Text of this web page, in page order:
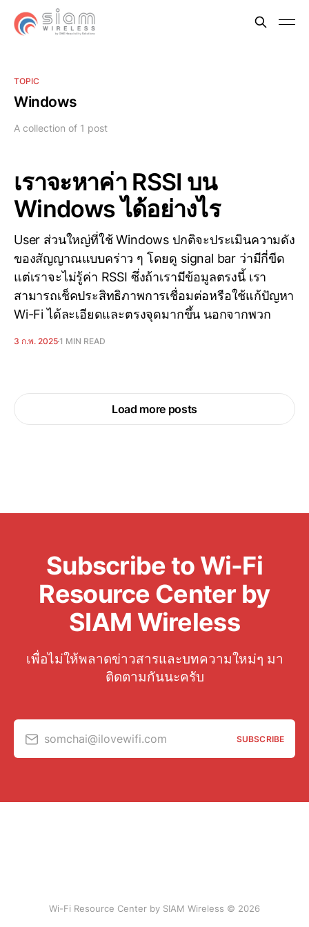
TOPIC
Windows
A collection of 1 post
เราจะหาค่า RSSI บน
Windows ได้อย่างไร
User ส่วนใหญ่ที่ใช้ Windows ปกติจะประเมินความดัง
ของสัญญาณแบบคร่าว ๆ โดยดู signal bar ว่ามีกี่ขีด
แต่เราจะไม่รู้ค่า RSSI ซึ่งถ้าเรามีข้อมูลตรงนี้ เรา
สามารถเช็คประสิทธิภาพการเชื่อมต่อหรือใช้แก้ปัญหา
Wi-Fi ได้ละเอียดและตรงจุดมากขึ้น นอกจากพวก
3 ก.พ. 20251 MIN READ
Load more posts
Subscribe to Wi-Fi
Resource Center by
SIAM Wireless
เพื่อไม่ให้พลาดข่าวสารและบทความใหม่ๆ มา
ติดตามกันนะครับ
somchai@ilovewifi.com SUBSCRIBE
Wi-Fi Resource Center by SIAM Wireless © 2026